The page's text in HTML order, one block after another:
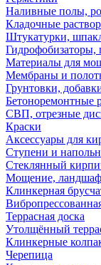
Наливные полы,
Кладочные
Штукатурки,
Гидрофобизаторы,
Материалы для
Мембраны и
Грунтовки,
Бетоноремонтные
СВП, отрезные
Краски
Аксессуары для
Ступени и
Cтеклянный
Мощение,
Клинкерная
Террасная доска
Утолщённый
Клинкерные
Черепица